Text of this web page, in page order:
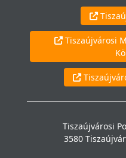
Tiszaújvárosi
Tiszaújvárosi
3580